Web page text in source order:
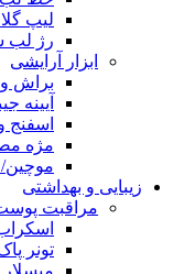
لیپ
رژ لب
ابزار آرایشی
براش و
آیینه
اسفنج
مژه
موچین/
زیبایی و بهداشتی
مراقبت
تونر
میسلار